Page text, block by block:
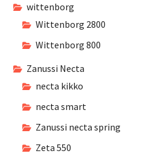
wittenborg
Wittenborg 2800
Wittenborg 800
Zanussi Necta
necta kikko
necta smart
Zanussi necta spring
Zeta 550